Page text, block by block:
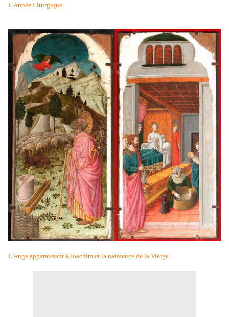
L'Année Liturgique
L'Ange apparaissant à Joachim et la naissance de la Vierge